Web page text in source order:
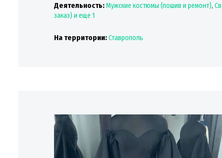
Деятельность:Мужские костюмы (пошив и ремонт),
заказ) и еще 1
На территории:Ставрополь